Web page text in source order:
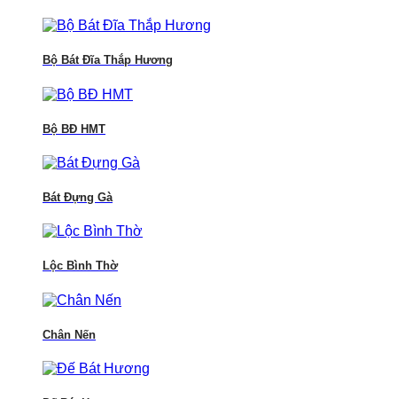
Bộ Bát Đĩa Thắp Hương
Bộ BĐ HMT
Bát Đựng Gà
Lộc Bình Thờ
Chân Nến